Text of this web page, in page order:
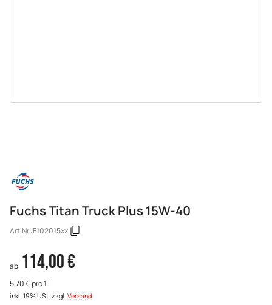
Fuchs Titan Truck Plus 15W-40
Art.Nr.:F102015xx
ab 114,00 €
5,70 € pro 1 l
inkl. 19% USt. zzgl. Versand